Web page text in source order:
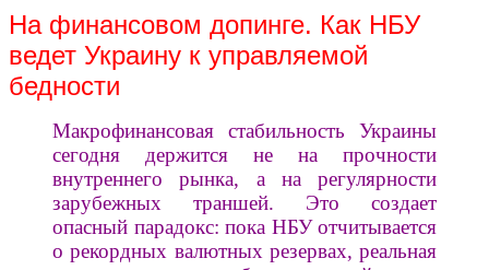
На финансовом допинге. Как НБУ
ведет Украину к управляемой
бедности
Макрофинансовая стабильность Украины
сегодня держится не на прочности
внутреннего рынка, а на регулярности
зарубежных траншей. Это создает
опасный парадокс: пока НБУ отчитывается
о рекордных валютных резервах, реальная